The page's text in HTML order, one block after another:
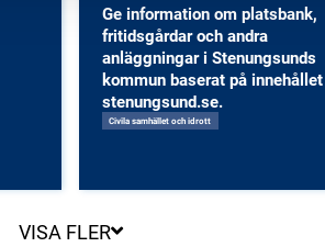
Ge information om platsbank,
fritidsgårdar och andra
anläggningar i Stenungsunds
kommun baserat på
stenungsund.se.
Civila samhället och idrott
VISA FLER